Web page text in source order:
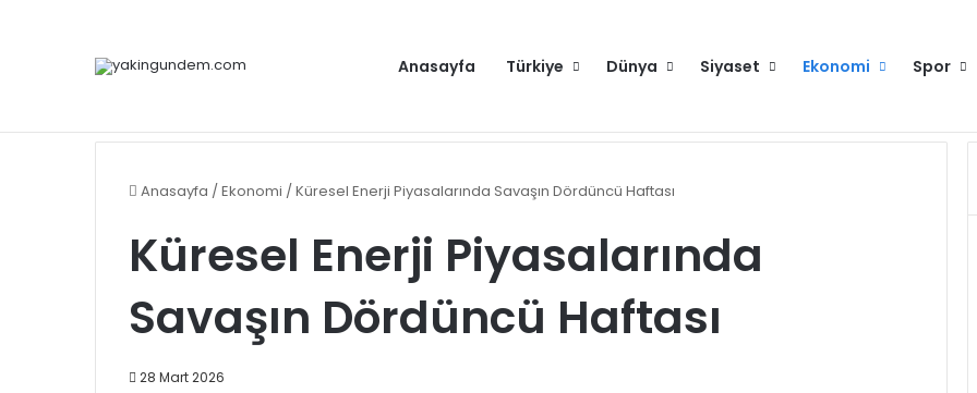
Anasayfa Türkiye Dünya Siyaset Ekonomi Spor
Anasayfa /Ekonomi /Küresel Enerji Piyasalarında Savaşın Dördüncü Haftası
Küresel Enerji Piyasalarında
Savaşın Dördüncü Haftası
28 Mart 2026